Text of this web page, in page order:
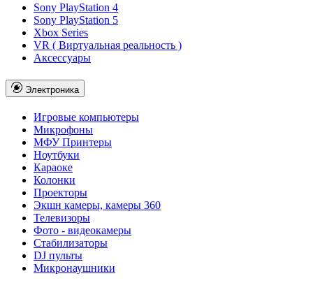
Sony PlayStation 4
Sony PlayStation 5
Xbox Series
VR ( Виртуальная реальность )
Аксессуары
Электроника
Игровые компьютеры
Микрофоны
МФУ Принтеры
Ноутбуки
Караоке
Колонки
Проекторы
Экшн камеры, камеры 360
Телевизоры
Фото - видеокамеры
Стабилизаторы
DJ пульты
Микронаушники